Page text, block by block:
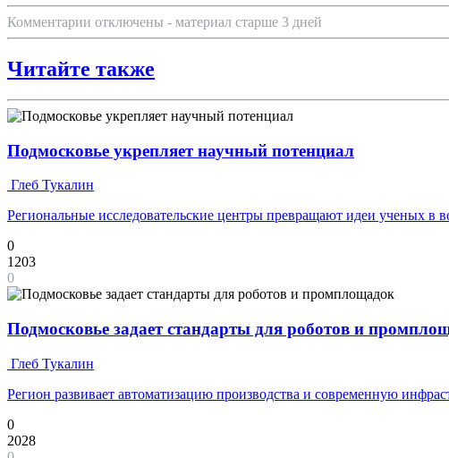
Комментарии отключены - материал старше 3 дней
Читайте также
Подмосковье укрепляет научный потенциал
Глеб Тукалин
Региональные исследовательские центры превращают идеи ученых в
0
1203
0
Подмосковье задает стандарты для роботов и
Глеб Тукалин
Регион развивает автоматизацию производства и современную
0
2028